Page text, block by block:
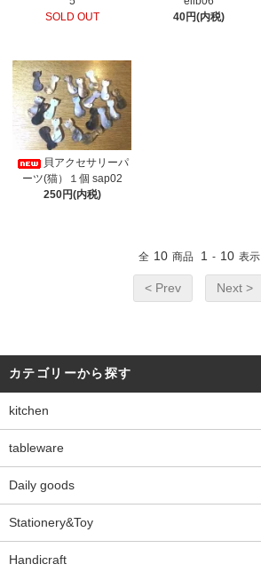
SOLD OUT
40円(内税)
貝アクセサリーパ
ーツ(猫）１個 sap02
250円(内税)
全 10 商品 1 - 10 表示
< Prev Next >
カテゴリーから探す
kitchen
tableware
Daily goods
Stationery&Toy
Handicraft